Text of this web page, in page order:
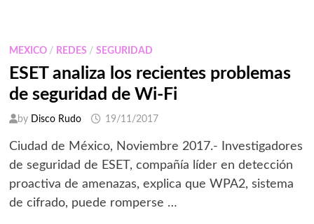
DEL
CHROME
MEXICO/ REDES / SEGURIDAD
ESET analiza los recientes problemas
de seguridad de Wi-Fi
by Disco Rudo 19/11/2017
Ciudad de México, Noviembre 2017.- Investigadores
de seguridad de ESET, compañía líder en detección
proactiva de amenazas, explica que WPA2, sistema
de cifrado, puede romperse …